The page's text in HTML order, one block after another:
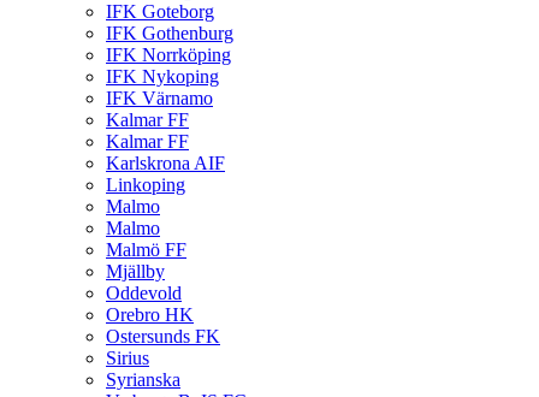
IFK Goteborg
IFK Gothenburg
IFK Norrköping
IFK Nykoping
IFK Värnamo
Kalmar FF
Kalmar FF
Karlskrona AIF
Linkoping
Malmo
Malmo
Malmö FF
Mjällby
Oddevold
Orebro HK
Ostersunds FK
Sirius
Syrianska